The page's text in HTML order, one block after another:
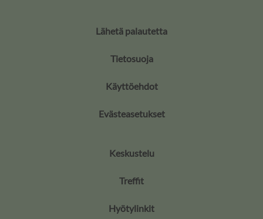
Lähetä palautetta
Tietosuoja
Käyttöehdot
Evästeasetukset
Keskustelu
Treffit
Hyötylinkit